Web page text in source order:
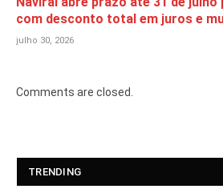
com desconto total em juros e
julho 30, 2026
Comments are closed.
TRENDING